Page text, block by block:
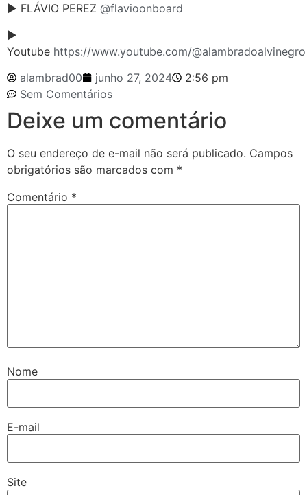
► FLÁVIO PEREZ @flavioonboard
►
Youtube https://www.youtube.com/@alambradoalvinegro
alambrad00
junho 27, 2024
2:56 pm
Sem Comentários
Deixe um comentário
O seu endereço de e-mail não será publicado. Campos
obrigatórios são marcados com *
Comentário *
Nome
E-mail
Site